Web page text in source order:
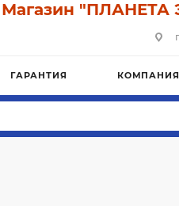
Магазин "ПЛАНЕТА
ГАРАНТИЯ КОМПАНИЯ